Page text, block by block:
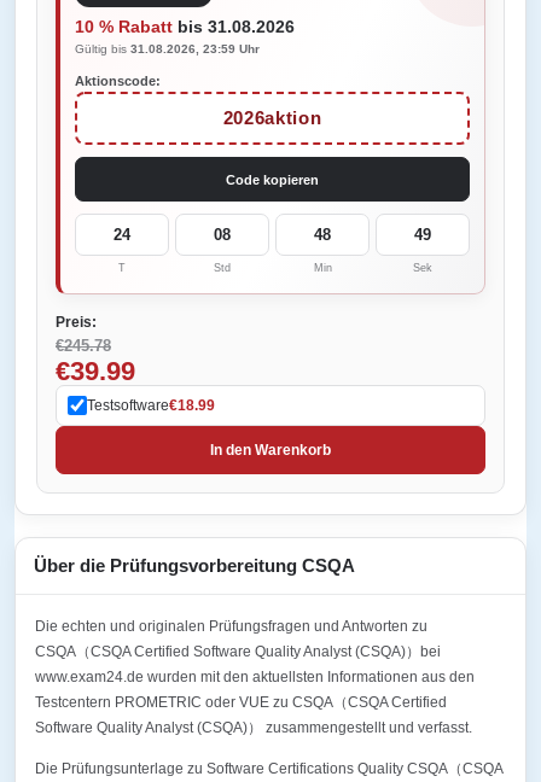
10 % Rabatt bis 31.08.2026
Gültig bis 31.08.2026, 23:59 Uhr
Aktionscode:
2026aktion
Code kopieren
24
T
08
Std
48
Min
49
Sek
Preis:
€245.78
€39.99
Testsoftware€18.99
In den Warenkorb
Über die Prüfungsvorbereitung CSQA
Die echten und originalen Prüfungsfragen und Antworten zu
CSQA（CSQA Certified Software Quality Analyst (CSQA)）bei
www.exam24.de wurden mit den aktuellsten Informationen aus den
Testcentern PROMETRIC oder VUE zu CSQA（CSQA Certified
Software Quality Analyst (CSQA)） zusammengestellt und verfasst.
Die Prüfungsunterlage zu Software Certifications Quality CSQA（CSQA